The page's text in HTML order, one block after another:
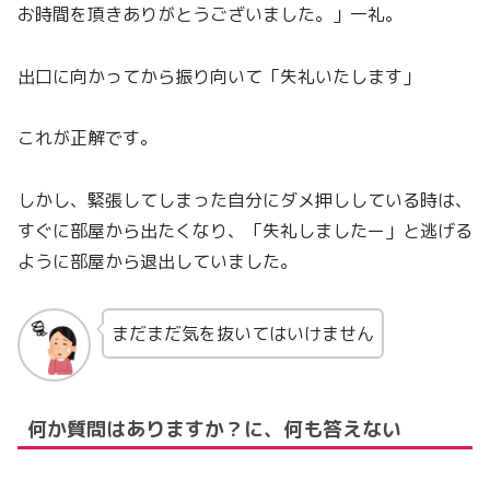
お時間を頂きありがとうございました。」一礼。
出口に向かってから振り向いて「失礼いたします」
これが正解です。
しかし、緊張してしまった自分にダメ押ししている時は、
すぐに部屋から出たくなり、「失礼しましたー」と逃げる
ように部屋から退出していました。
まだまだ気を抜いてはいけません
何か質問はありますか？に、何も答えない